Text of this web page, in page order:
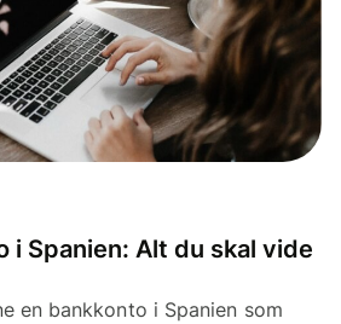
i Spanien: Alt du skal vide
en bankkonto i Spanien som